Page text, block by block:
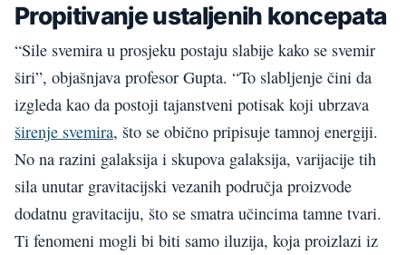
Propitivanje ustaljenih koncepata
“Sile svemira u prosjeku postaju slabije kako se svemir
širi”, objašnjava profesor Gupta. “To slabljenje čini da
izgleda kao da postoji tajanstveni potisak koji ubrzava
širenje svemira, što se obično pripisuje tamnoj energiji.
No na razini galaksija i skupova galaksija, varijacije tih
sila unutar gravitacijski vezanih područja proizvode
dodatnu gravitaciju, što se smatra učincima tamne tvari.
Ti fenomeni mogli bi biti samo iluzija, koja proizlazi iz